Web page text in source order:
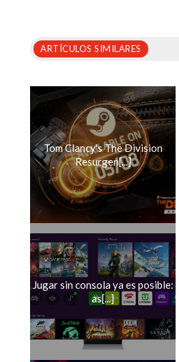
ARTÍCULOS SIMILARES
Tom Clancy's The Division
Resurgen[...]
Jugar sin consola ya es posible:
as[...]